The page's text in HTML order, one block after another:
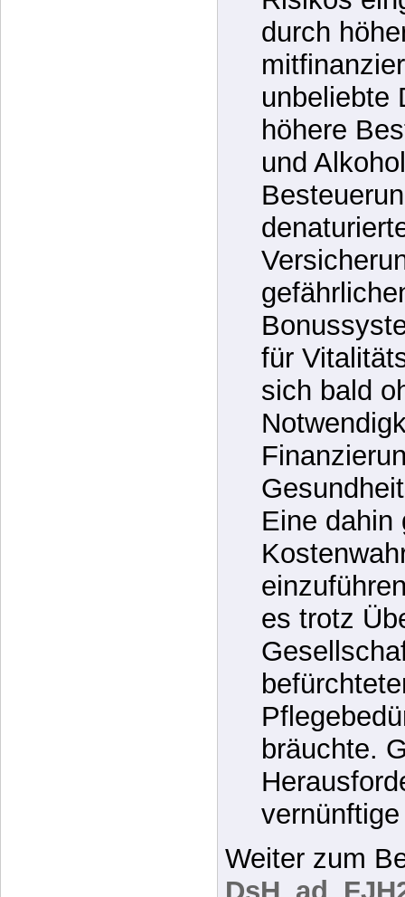
damit des
Risikos
durch
unbeliebte
höhere
und
für
sich bald
Eine dahin
es trotz
bräuchte.